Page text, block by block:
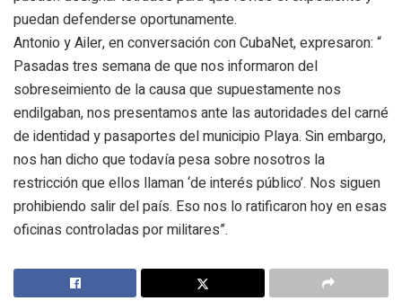
puedan defenderse oportunamente.
Antonio y Ailer, en conversación con CubaNet, expresaron: “
Pasadas tres semana de que nos informaron del
sobreseimiento de la causa que supuestamente nos
endilgaban, nos presentamos ante las autoridades del carné
de identidad y pasaportes del municipio Playa. Sin embargo,
nos han dicho que todavía pesa sobre nosotros la
restricción que ellos llaman ‘de interés público’. Nos siguen
prohibiendo salir del país. Eso nos lo ratificaron hoy en esas
oficinas controladas por militares”.